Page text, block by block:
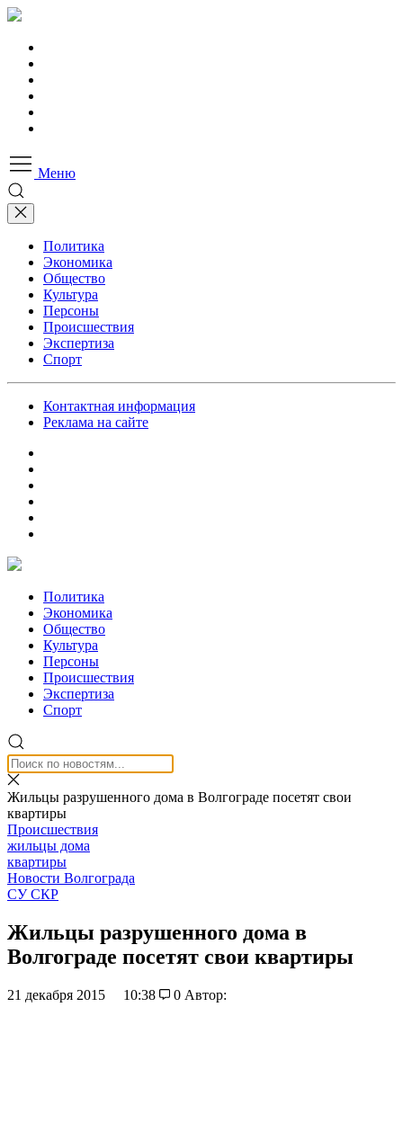
Меню
Политика
Экономика
Общество
Культура
Персоны
Происшествия
Экспертиза
Спорт
Контактная информация
Реклама на сайте
Политика
Экономика
Общество
Культура
Персоны
Происшествия
Экспертиза
Спорт
Жильцы разрушенного дома в Волгограде посетят свои
квартиры
Происшествия
жильцы дома
квартиры
Новости Волгограда
СУ СКР
Жильцы разрушенного дома в
Волгограде посетят свои квартиры
21 декабря 2015 10:38 0 Автор: